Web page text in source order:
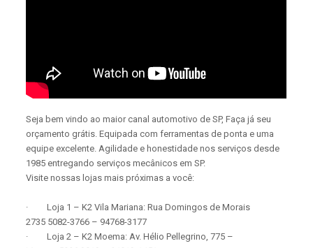
Seja bem vindo ao maior canal automotivo de SP, Faça já seu
orçamento grátis. Equipada com ferramentas de ponta e uma
equipe excelente. Agilidade e honestidade nos serviços desde
1985 entregando serviços mecânicos em SP.
Visite nossas lojas mais próximas a você:
· Loja 1 – K2 Vila Mariana: Rua Domingos de Morais
2735 5082-3766 – 94768-3177
· Loja 2 – K2 Moema: Av. Hélio Pellegrino, 775 –